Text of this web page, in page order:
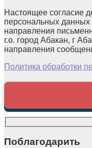
Настоящее согласие
персональных
направления
г.о. город Абакан, г
направления
Политика обработки
Поблагодарить